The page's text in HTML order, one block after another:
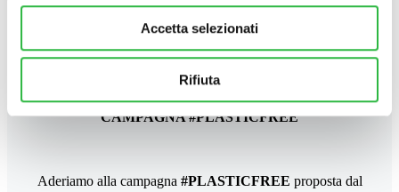
Accetta selezionati
Rifiuta
Beneficiario e importo
CESVIimporto4.040,00 €
CAMPAGNA #PLASTICFREE
Aderiamo alla campagna #PLASTICFREE proposta dal